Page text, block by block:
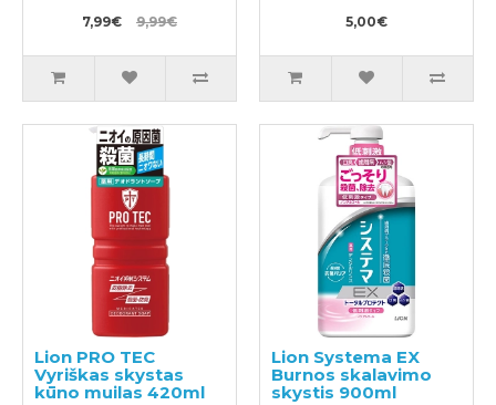
7,99€ 9,99€ 5,00€
Lion PRO TEC
Vyriškas skystas
kūno muilas 420ml
Lion Systema EX
Burnos skalavimo
skystis 900ml